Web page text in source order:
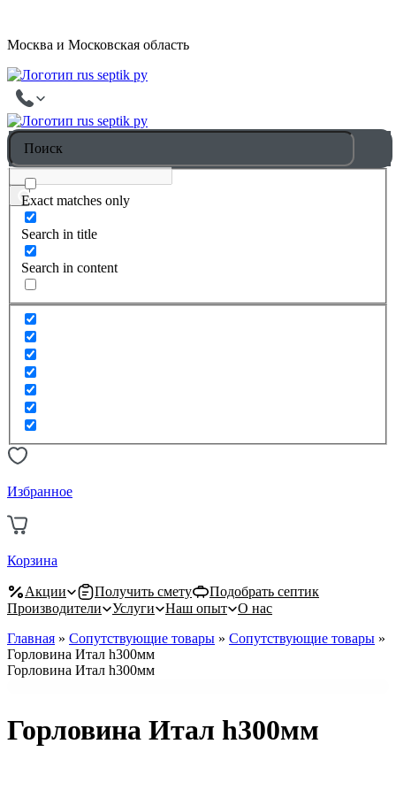
Москва и Московская область
Exact matches only
Search in title
Search in content
Избранное
Корзина
Акции Получить смету
Подобрать септик
Производители
Услуги Наш опыт
О нас
Главная » Сопутствующие товары » Сопутствующие товары »
Горловина Итал h300мм
Горловина Итал h300мм
Горловина Итал h300мм